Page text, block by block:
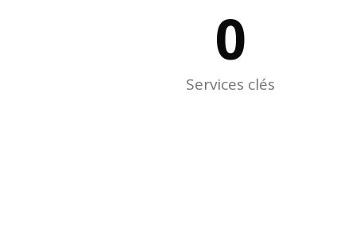
Services clés
0